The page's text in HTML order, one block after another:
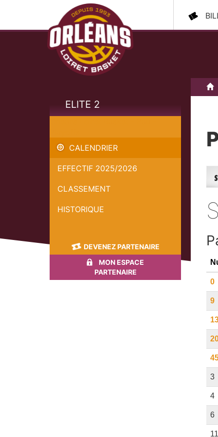
ELITE 2
CALENDRIER
EFFECTIF 2025/2026
CLASSEMENT
HISTORIQUE
DEVENEZ PARTENAIRE
MON ESPACE
PARTENAIRE
0
9
3
4
6
11